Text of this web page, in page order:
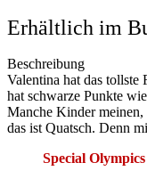
Erhältlich im
Beschreibung
Valentina hat das tollste
hat schwarze Punkte
Manche Kinder
das ist Quatsch. Denn
Special